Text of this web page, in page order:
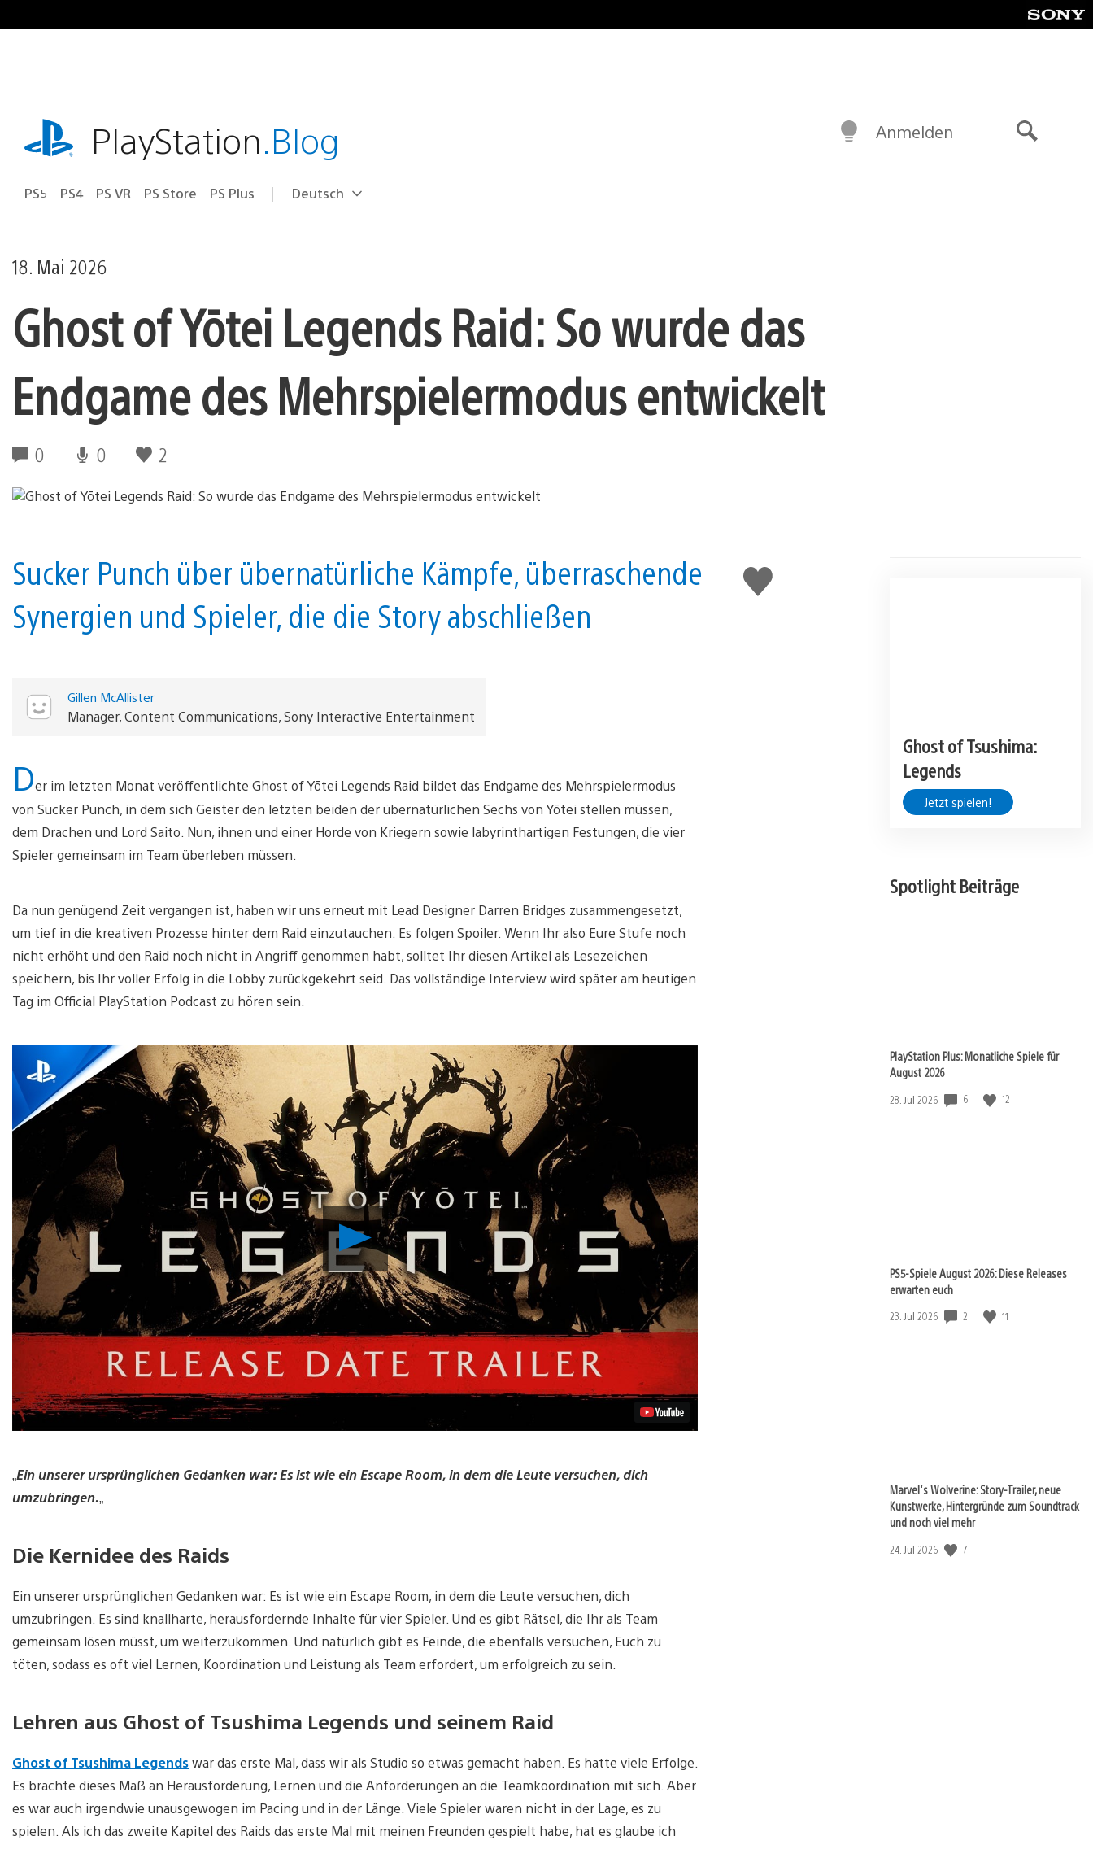
Inhalt
playstation.comPlayStation.Blog
PS5 PS4 PS VR PS Store PS Plus Select
Aktuelle
Deutsch
Anmelden
18. Mai 2026
Ghost of Yōtei Legends Raid: So wurde das
Endgame des Mehrspielermodus entwickelt
0 0 2
Gefällt
mir
Sucker Punch über übernatürliche Kämpfe, überraschende
Synergien und Spieler, die die Story abschließen
Gillen McAllister
Manager, Content Communications, Sony Interactive Entertainment
Der im letzten Monat veröffentlichte Ghost of Yōtei Legends Raid bildet das Endgame des Mehrspielermodus
von Sucker Punch, in dem sich Geister den letzten beiden der übernatürlichen Sechs von Yōtei stellen müssen,
dem Drachen und Lord Saito. Nun, ihnen und einer Horde von Kriegern sowie labyrinthartigen Festungen, die vier
Spieler gemeinsam im Team überleben müssen.
Da nun genügend Zeit vergangen ist, haben wir uns erneut mit Lead Designer Darren Bridges zusammengesetzt,
um tief in die kreativen Prozesse hinter dem Raid einzutauchen. Es folgen Spoiler. Wenn Ihr also Eure Stufe noch
nicht erhöht und den Raid noch nicht in Angriff genommen habt, solltet Ihr diesen Artikel als Lesezeichen
speichern, bis Ihr voller Erfolg in die Lobby zurückgekehrt seid. Das vollständige Interview wird später am heutigen
Tag im Official PlayStation Podcast zu hören sein.
Video
abspielen
„Ein unserer ursprünglichen Gedanken war: Es ist wie ein Escape Room, in dem die Leute versuchen, dich
umzubringen.„
Die Kernidee des Raids
Ein unserer ursprünglichen Gedanken war: Es ist wie ein Escape Room, in dem die Leute versuchen, dich
umzubringen. Es sind knallharte, herausfordernde Inhalte für vier Spieler. Und es gibt Rätsel, die Ihr als Team
gemeinsam lösen müsst, um weiterzukommen. Und natürlich gibt es Feinde, die ebenfalls versuchen, Euch zu
töten, sodass es oft viel Lernen, Koordination und Leistung als Team erfordert, um erfolgreich zu sein.
Lehren aus Ghost of Tsushima Legends und seinem Raid
Ghost of Tsushima Legendswar das erste Mal, dass wir als Studio so etwas gemacht haben. Es hatte viele Erfolge.
Es brachte dieses Maß an Herausforderung, Lernen und die Anforderungen an die Teamkoordination mit sich. Aber
es war auch irgendwie unausgewogen im Pacing und in der Länge. Viele Spieler waren nicht in der Lage, es zu
spielen. Als ich das zweite Kapitel des Raids das erste Mal mit meinen Freunden gespielt habe, hat es glaube ich
Ghost of Tsushima:
Legends
Jetzt spielen!
Spotlight Beiträge
PlayStation Plus: Monatliche Spiele für
August 2026
Veröffentlichungsdatum:
28. Jul 2026 6 12
PS5-Spiele August 2026: Diese Releases
erwarten euch
Veröffentlichungsdatum:
23. Jul 2026 2 11
Marvel‘s Wolverine: Story-Trailer, neue
Kunstwerke, Hintergründe zum Soundtrack
und noch viel mehr
Veröffentlichungsdatum:
24. Jul 2026 7